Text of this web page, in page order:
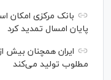
بانک مرکزی امکان
پایان امسال تمدید کرد
مطلوب تولید می‌کند